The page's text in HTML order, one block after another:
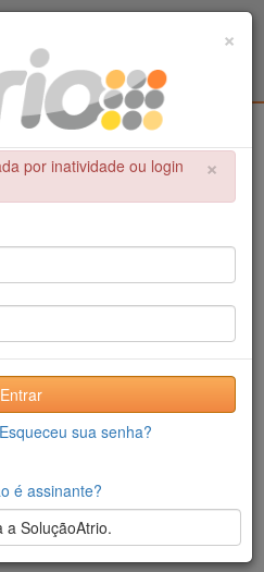
×
A OPERAÇÃO
inatividade ou login não
×
×
por inatividade ou login
Entrar
sua senha?
é assinante?
a SoluçãoAtrio.